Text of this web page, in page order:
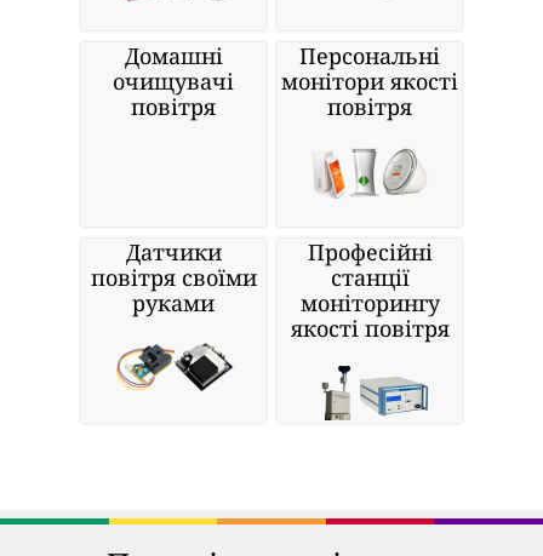
Домашні
очищувачі
повітря
Персональні
монітори якості
повітря
Датчики
повітря своїми
руками
Професійні
станції
моніторингу
якості повітря